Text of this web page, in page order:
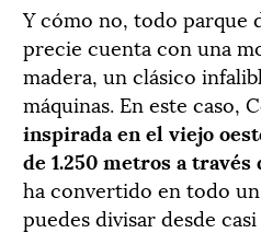
Y cómo no, todo parque
precie cuenta con una
madera, un clásico
máquinas. En este caso,
inspirada en el viejo
de 1.250 metros a través
ha convertido en todo
puedes divisar desde